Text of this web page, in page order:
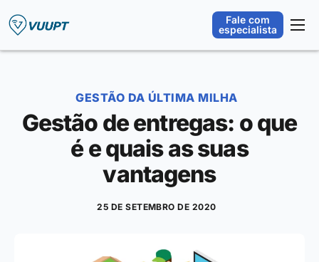
Plataforma
Integrações
Fale com
especialista
GESTÃO DA ÚLTIMA MILHA
Gestão de entregas: o que
é e quais as suas
vantagens
25 DE SETEMBRO DE 2020